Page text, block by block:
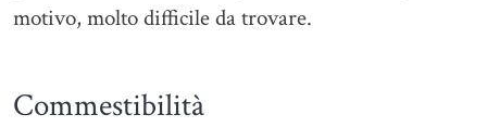
motivo, molto difficile da trovare.
Commestibilità